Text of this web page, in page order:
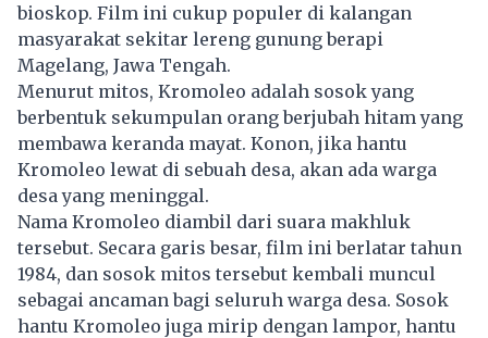
bioskop. Film ini cukup populer di kalangan
masyarakat sekitar lereng gunung berapi
Magelang, Jawa Tengah.
Menurut mitos, Kromoleo adalah sosok yang
berbentuk sekumpulan orang berjubah hitam yang
membawa keranda mayat. Konon, jika hantu
Kromoleo lewat di sebuah desa, akan ada warga
desa yang meninggal.
Nama Kromoleo diambil dari suara makhluk
tersebut. Secara garis besar, film ini berlatar tahun
1984, dan sosok mitos tersebut kembali muncul
sebagai ancaman bagi seluruh warga desa. Sosok
hantu Kromoleo juga mirip dengan lampor, hantu